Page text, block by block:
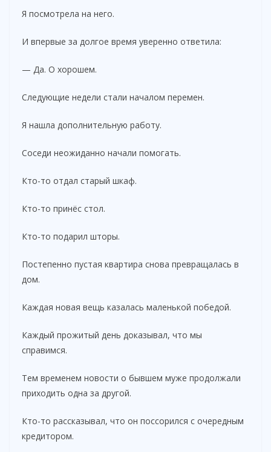
Я посмотрела на него.
И впервые за долгое время уверенно ответила:
— Да. О хорошем.
Следующие недели стали началом перемен.
Я нашла дополнительную работу.
Соседи неожиданно начали помогать.
Кто-то отдал старый шкаф.
Кто-то принёс стол.
Кто-то подарил шторы.
Постепенно пустая квартира снова превращалась в
дом.
Каждая новая вещь казалась маленькой победой.
Каждый прожитый день доказывал, что мы
справимся.
Тем временем новости о бывшем муже продолжали
приходить одна за другой.
Кто-то рассказывал, что он поссорился с очередным
кредитором.